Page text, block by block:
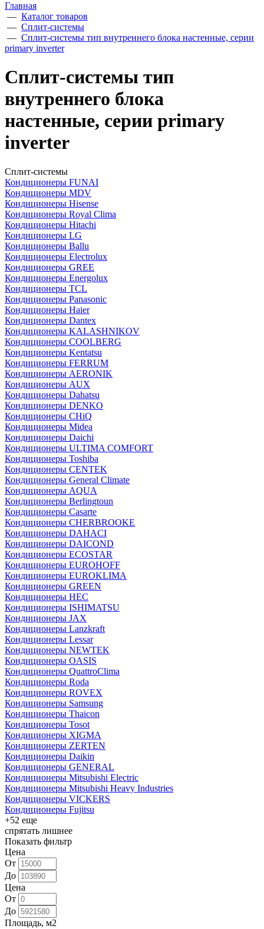
Главная
— Каталог товаров
— Сплит-системы
— Сплит-системы тип внутреннего блока настенные, серии
primary inverter
Сплит-системы тип
внутреннего блока
настенные, серии primary
inverter
Сплит-системы
Кондиционеры FUNAI
Кондиционеры MDV
Кондиционеры Hisense
Кондиционеры Royal Clima
Кондиционеры Hitachi
Кондиционеры LG
Кондиционеры Ballu
Кондиционеры Electrolux
Кондиционеры GREE
Кондиционеры Energolux
Кондиционеры TCL
Кондиционеры Panasonic
Кондиционеры Haier
Кондиционеры Dantex
Кондиционеры KALASHNIKOV
Кондиционеры СOOLBERG
Кондиционеры Kentatsu
Кондиционеры FERRUM
Кондиционеры AERONIK
Кондиционеры AUX
Кондиционеры Dahatsu
Кондиционеры DENKO
Кондиционеры CHiQ
Кондиционеры Midea
Кондиционеры Daichi
Кондиционеры ULTIMA COMFORT
Кондиционеры Toshiba
Кондиционеры CENTEK
Кондиционеры General Climate
Кондиционеры AQUA
Кондиционеры Berlingtoun
Кондиционеры Casarte
Кондиционеры CHERBROOKE
Кондиционеры DAHACI
Кондиционеры DAICOND
Кондиционеры ECOSTAR
Кондиционеры EUROHOFF
Кондиционеры EUROKLIMA
Кондиционеры GREEN
Кондиционеры HEC
Кондиционеры ISHIMATSU
Кондиционеры JAX
Кондиционеры Lanzkraft
Кондиционеры Lessar
Кондиционеры NEWTEK
Кондиционеры OASIS
Кондиционеры QuattroClima
Кондиционеры Roda
Кондиционеры ROVEX
Кондиционеры Samsung
Кондиционеры Thaicon
Кондиционеры Tosot
Кондиционеры XIGMA
Кондиционеры ZERTEN
Кондиционеры Daikin
Кондиционеры GENERAL
Кондиционеры Mitsubishi Electric
Кондиционеры Mitsubishi Heavy Industries
Кондиционеры VICKERS
Кондиционеры Fujitsu
+52 еще
спрятать лишнее
Показать фильтр
Цена
От
До
Цена
От
До
Площадь, м2